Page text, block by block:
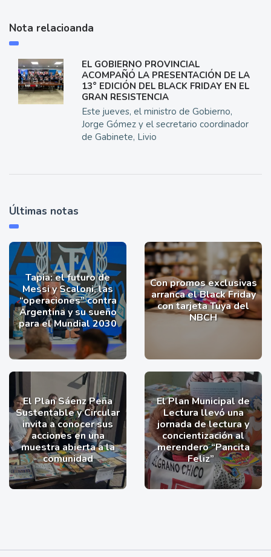
Nota relacioanda
EL GOBIERNO PROVINCIAL
ACOMPAÑÓ LA PRESENTACIÓN DE LA
13° EDICIÓN DEL BLACK FRIDAY EN EL
GRAN RESISTENCIA
Este jueves, el ministro de Gobierno,
Jorge Gómez y el secretario coordinador
de Gabinete, Livio
Últimas notas
Tapia: el futuro de
Messi y Scaloni, las
“operaciones” contra
Argentina y su sueño
para el Mundial 2030
Con promos exclusivas
arranca el Black Friday
con tarjeta Tuya del
NBCH
El Plan Sáenz Peña
Sustentable y Circular
invita a conocer sus
acciones en una
muestra abierta a la
comunidad
El Plan Municipal de
Lectura llevó una
jornada de lectura y
concientización al
merendero “Pancita
Feliz”